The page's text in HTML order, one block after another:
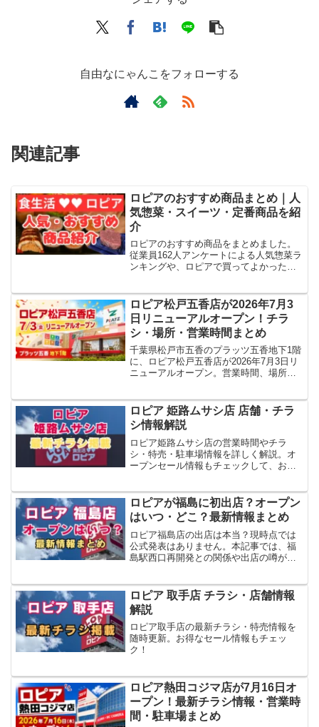
自由なにゃんこをフォローする
関連記事
ロピアのおすすめ商品まとめ｜人
気惣菜・スイーツ・定番商品を紹
介
ロピアのおすすめ商品をまとめました。
従業員162人アンケートによる人気惣菜ラ
ンキングや、ロピアで買ってよかった商
ロピア松戸五香店が2026年7月3
日リニューアルオープン！チラ
シ・場所・営業時間まとめ
千葉県松戸市五香のプラッツ五香地下1階
に、ロピア松戸五香店が2026年7月3日リ
ニューアルオープン。営業時間、場所、
ロピア 姫路ムサシ店 店舗・チラ
シ情報解説
ロピア姫路ムサシ店の営業時間やチラ
シ・特売・駐車場情報を詳しく解説。オ
ープンセール情報もチェックして、お得
ロピアが福島に初出店？オープン
はいつ・どこ？最新情報まとめ
ロピア福島店の出店は本当？現時点では
公式発表はありません。本記事では、福
島駅西口再開発との関係や出店の噂が広
ます。
ロピア 取手店 チラシ・店舗情報
解説
ロピア取手店の最新チラシ・特売情報を
随時更新。お得なセール情報もチェッ
ク！
ロピア熱田コジマ店が7月16日オ
ープン！最新チラシ情報・営業時
間・駐車場まとめ